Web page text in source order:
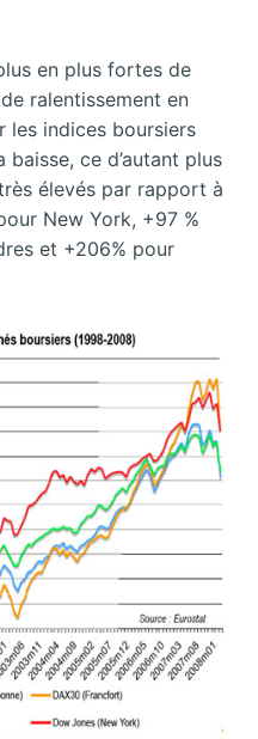
en plus fortes de
ralentissement en
les indices boursiers
ce d’autant plus
élevés par rapport à
New York, +97 %
et +206% pour